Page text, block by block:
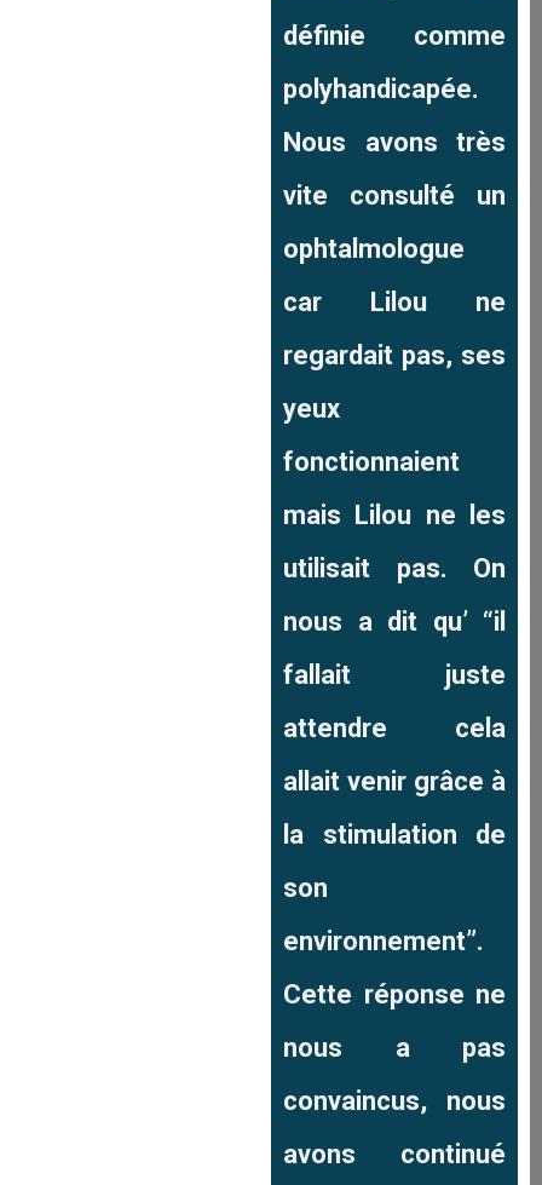
définie comme
polyhandicapée.
Nous avons très
vite consulté un
ophtalmologue
car Lilou ne
regardait pas, ses
yeux
fonctionnaient
mais Lilou ne les
utilisait pas. On
nous a dit qu’ “il
fallait juste
attendre cela
allait venir grâce à
la stimulation de
son
environnement”.
Cette réponse ne
nous a pas
convaincus, nous
avons continué